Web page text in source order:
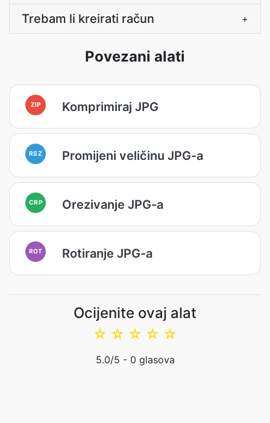
Trebam li kreirati račun +
Povezani alati
ZIP Komprimiraj JPG
RSZ Promijeni veličinu JPG-a
CRP Orezivanje JPG-a
ROT Rotiranje JPG-a
Ocijenite ovaj alat
☆
☆
☆
☆
☆
5.0/5 - 0 glasova